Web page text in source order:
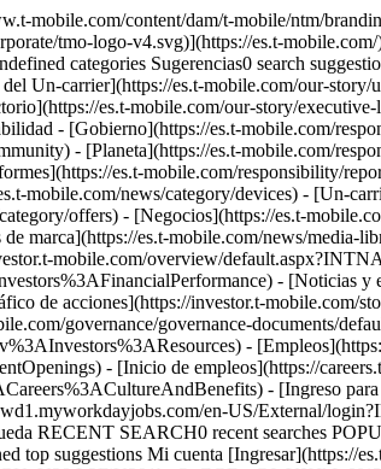
- [Actualizar](https://es.t-mobile.com/purchase/shop) - [Revisar un pedido](https://es.t-mobile.com/orders/check-order) - [Pregunta a la comunidad](https://es.t-mobile.com/community/?INTNAV=tNav%3AMyAccount%3ACommunity) más de T-Mobile - [Wireless (Móvil)](https://es.t-mobile.com/) - [Empresas](https://es.t-mobile.com/business) - [Prepagado](https://es.prepaid.t-mobile.com/home) - [Internet](https://es.t-mobile.com/home-internet) [](https://es.t-mobile.com) SEGURIDAD # 911 ## Seguridad pública / 911 Los servicios 911 son brindados por tus agencias estatales y locales. Nuestros dispositivos pueden realizar llamadas al 911 en los EE.UU., y el acceso al 911 está disponible a clientes sin importar tu Plan Tarifario. La pila del dispositivo debe tener carga y estar conectado a la red para completar una llamada 911. Aunque T-Mobile es habitualmente capaz de comunicar su número de teléfono y/o ubicación a un punto de respuesta de seguridad pública (“Centro de Comunicaciones 911”), en ciertos casos, es posible que los operadores del Centro de Comunicaciones 911 no sepan su número de teléfono o su ubicación actual. Como resultado, al realizar llamadas 911 tú debes brindarnos tu información de contacto y tu ubicación actual. Otros terceros participan en conectar una llamada 911 y T-Mobile no es el único responsable por decidir el Centro de Comunicaciones 911 al que su llamada 911 puede ser enviada. Si estás transfiriendo un número hacia nosotros o de nosotros, es posible que no te podamos brindar con ciertos servicios, tal como los servicios de ubicación 911, mientras la transferencia está en proceso. Si estás fuera de EE.UU. tendrás que marcar un número diferente que el 911 para llamar a los servicios de emergencia. ## Seguridad pública / 911 ## Recuerda, cuando llames al 911 durante una emergencia: Mantén la calma y habla claro. No cortes hasta que el operador del 911 haya obtenido toda la información necesaria, incluyendo tu nombre, ubicación, número de teléfono y naturaleza de la emergencia. Cuando llamas al 911 desde un celular, es posible que tu llamada se desconecte si se pierde la señal. Asegúrate de volver a llamar al 911 si la llamada se corta. Si estás